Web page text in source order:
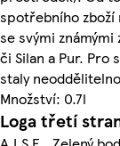
spotřebního
se svými
či Silan a Pur. Pro
staly
Množství: 0.7l
Loga třetí